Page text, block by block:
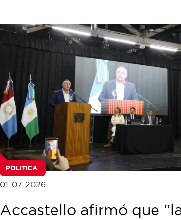
POLÍTICA
01-07-2026
Accastello afirmó que